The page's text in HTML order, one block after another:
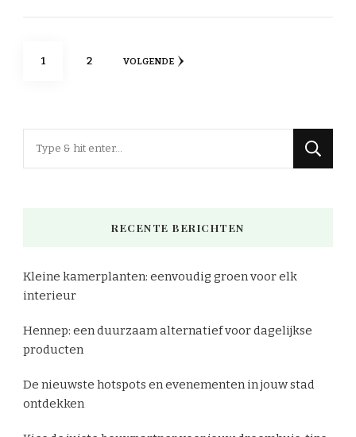
Berichten
PAGINA
1 PAGINA
2 VOLGENDE
RECENTE BERICHTEN
Kleine kamerplanten: eenvoudig groen voor elk
interieur
Hennep: een duurzaam alternatief voor dagelijkse
producten
De nieuwste hotspots en evenementen in jouw stad
ontdekken